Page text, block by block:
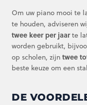
Om uw piano mooi te
te houden, adviseren
twee keer per jaarte
worden gebruikt,
op scholen, zijn twee
beste keuze om een
DE